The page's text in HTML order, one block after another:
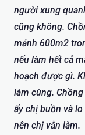
người xung
cũng không.
mảnh 600m2
nếu làm hết cả
hoạch được gì.
làm cùng.
ấy chị buồn và
nên chị vẫn làm.